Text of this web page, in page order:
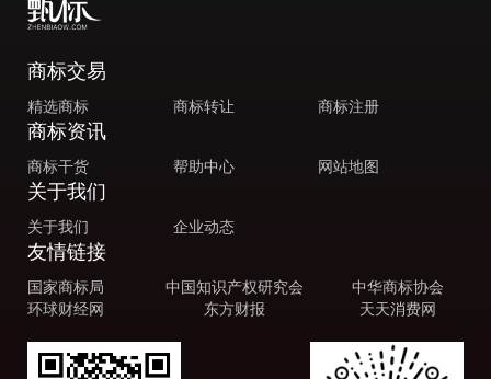
商标交易
精选商标 商标转让 商标注册
商标资讯
商标干货 帮助中心 网站地图
关于我们
关于我们 企业动态
友情链接
国家商标局 中国知识产权研究会
中华商标协会
环球财经网
东方财报 天天消费网